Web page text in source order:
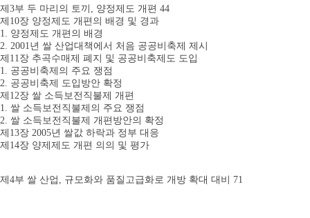
제3부 두 마리의 토끼, 양정제도 개편 44
제10장 양정제도 개편의 배경 및 경과
1. 양정제도 개편의 배경
2. 2001년 쌀 산업대책에서 처음 공공비축제 제시
제11장 추곡수매제 폐지 및 공공비축제도 도입
1. 공공비축제의 주요 쟁점
2. 공공비축제 도입방안 확정
제12장 쌀 소득보전직불제 개편
1. 쌀 소득보전직불제의 주요 쟁점
2. 쌀 소득보전직불제 개편방안의 확정
제13장 2005년 쌀값 하락과 정부 대응
제14장 양제제도 개편 의의 및 평가
제4부 쌀 산업, 규모화와 품질고급화로 개방 확대 대비 71